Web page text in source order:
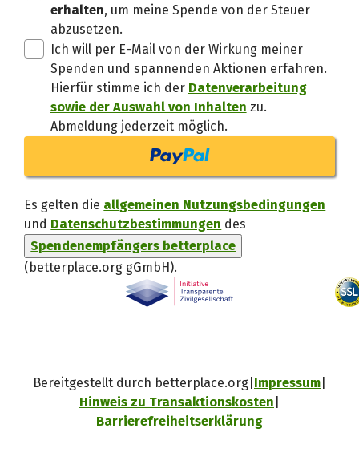
erhalten, um meine Spende von der Steuer
abzusetzen.
Ich will per E-Mail von der Wirkung meiner
Spenden und spannenden Aktionen erfahren.
Hierfür stimme ich der Datenverarbeitung
sowie der Auswahl von Inhalten zu.
Abmeldung jederzeit möglich.
Es gelten die allgemeinen Nutzungsbedingungen
und Datenschutzbestimmungen des
Spendenempfängers betterplace
(betterplace.org gGmbH).
Bereitgestellt durch betterplace.org Impressum
Hinweis zu Transaktionskosten
Barrierefreiheitserklärung